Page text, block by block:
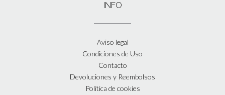
opciones
elegir
la
de
producto
INFO
Aviso legal
Condiciones de Uso
Contacto
Devoluciones y Reembolsos
Política de cookies